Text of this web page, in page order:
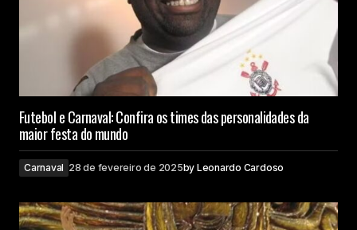
Futebol e Carnaval: Confira os times das personalidades da
maior festa do mundo
Carnaval 28 de fevereiro de 2025by Leonardo Cardoso